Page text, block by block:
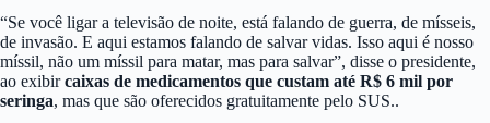
“Se você ligar a televisão de noite, está falando de guerra, de mísseis,
de invasão. E aqui estamos falando de salvar vidas. Isso aqui é nosso
míssil, não um míssil para matar, mas para salvar”, disse o presidente,
ao exibircaixas de medicamentos que custam até R$ 6 mil por
seringa, mas que são oferecidos gratuitamente pelo SUS..